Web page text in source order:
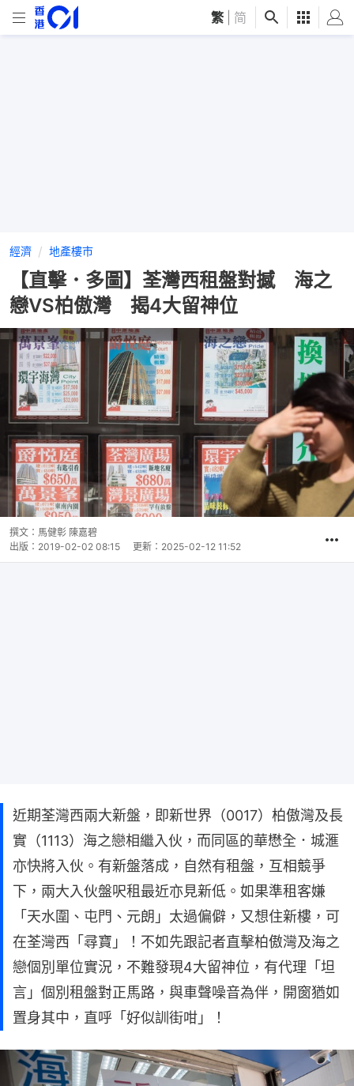
繁 简
經濟 地產樓市
【直擊．多圖】荃灣西租盤對撼 海之
戀VS柏傲灣 揭4大留神位
撰文： 馬健彰 陳嘉碧
出版： 2019-02-02 08:15 更新： 2025-02-12 11:52
近期荃灣西兩大新盤，即新世界（0017）柏傲灣及長
實（1113）海之戀相繼入伙，而同區的華懋全．城滙
亦快將入伙。有新盤落成，自然有租盤，互相競爭
下，兩大入伙盤呎租最近亦見新低。如果準租客嫌
「天水圍、屯門、元朗」太過偏僻，又想住新樓，可
在荃灣西「尋寶」！不如先跟記者直擊柏傲灣及海之
戀個別單位實況，不難發現4大留神位，有代理「坦
言」個別租盤對正馬路，與車聲噪音為伴，開窗猶如
置身其中，直呼「好似訓街咁」！